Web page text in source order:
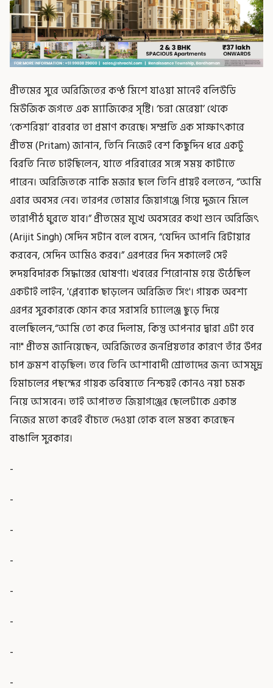
প্রীতমের সুরে অরিজিতের কণ্ঠ মিশে যাওয়া মানেই বলিউডি
মিউজিক জগতে এক ম্যাজিকের সৃষ্টি। ‘চন্না মেরেয়া’ থেকে
‘কেশরিয়া’ বারবার তা প্রমাণ করেছে। সম্প্রতি এক সাক্ষাৎকারে
প্রীতম (Pritam) জানান, তিনি নিজেই বেশ কিছুদিন ধরে একটু
বিরতি নিতে চাইছিলেন, যাতে পরিবারের সঙ্গে সময় কাটাতে
পারেন। অরিজিতকে নাকি মজার ছলে তিনি প্রায়ই বলতেন, “আমি
এবার অবসর নেব। তারপর তোমার জিয়াগঞ্জে গিয়ে দুজনে মিলে
তারাপীঠ ঘুরতে যাব।” প্রীতমের মুখে অবসরের কথা শুনে অরিজিৎ
(Arijit Singh) সেদিন সটান বলে বসেন, “যেদিন আপনি রিটায়ার
করবেন, সেদিন আমিও করব।” এরপরের দিন সকালেই সেই
হৃদয়বিদারক সিদ্ধান্তের ঘোষণা। খবরের শিরোনাম হয়ে উঠেছিল
একটাই লাইন, 'প্লেব্যাক ছাড়লেন অরিজিত সিং'। গায়ক অবশ্য
এরপর সুরকারকে ফোন করে সরাসরি চ্যালেঞ্জ ছুড়ে দিয়ে
বলেছিলেন,“আমি তো করে দিলাম, কিন্তু আপনার দ্বারা এটা হবে
না!" প্রীতম জানিয়েছেন, অরিজিতের জনপ্রিয়তার কারণে তাঁর উপর
চাপ ক্রমশ বাড়ছিল। তবে তিনি আশাবাদী শ্রোতাদের জন্য আসমুদ্র
হিমাচলের পছন্দের গায়ক ভবিষ্যতে নিশ্চয়ই কোনও নয়া চমক
নিয়ে আসবেন। তাই আপাতত জিয়াগঞ্জের ছেলেটাকে একান্ত
নিজের মতো করেই বাঁচতে দেওয়া হোক বলে মন্তব্য করেছেন
বাঙালি সুরকার।
-
-
-
-
-
-
-
-